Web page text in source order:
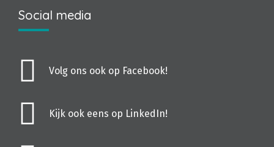
Social media
Volg ons ook op Facebook!
Kijk ook eens op LinkedIn!